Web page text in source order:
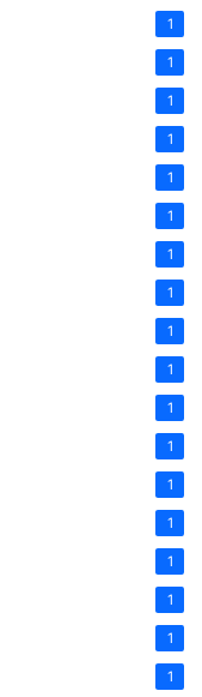
1
1
1
1
1
1
1
1
1
1
1
1
1
1
1
1
1
1